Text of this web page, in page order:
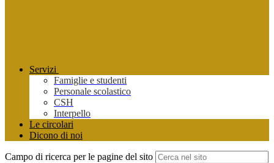
Servizi
Famiglie e studenti
Personale scolastico
CSH
Interpello
Le circolari
Dicono di noi
Campo di ricerca per le pagine del sito